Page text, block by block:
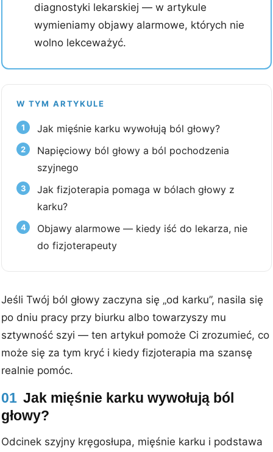
diagnostyki lekarskiej — w artykule
wymieniamy objawy alarmowe, których nie
wolno lekceważyć.
W TYM ARTYKULE
Jak mięśnie karku wywołują ból głowy?
Napięciowy ból głowy a ból pochodzenia
szyjnego
Jak fizjoterapia pomaga w bólach głowy z
karku?
Objawy alarmowe — kiedy iść do lekarza, nie
do fizjoterapeuty
Jeśli Twój ból głowy zaczyna się „od karku”, nasila się
po dniu pracy przy biurku albo towarzyszy mu
sztywność szyi — ten artykuł pomoże Ci zrozumieć, co
może się za tym kryć i kiedy fizjoterapia ma szansę
realnie pomóc.
01 Jak mięśnie karku wywołują ból
głowy?
Odcinek szyjny kręgosłupa, mięśnie karku i podstawa